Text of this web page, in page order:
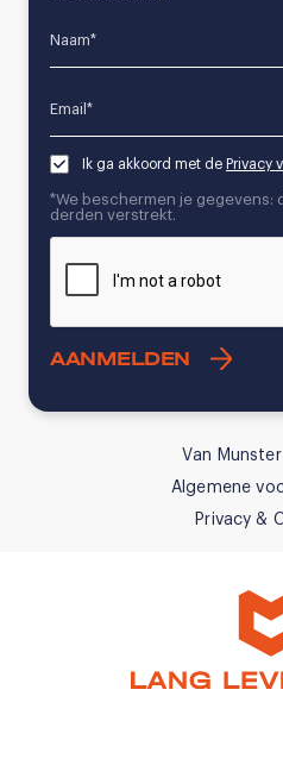
Name*
Email*
Ik ga akkoord met de Privacy
*We beschermen je gegevens:
derden verstrekt.
Van
Algemene
Privacy &